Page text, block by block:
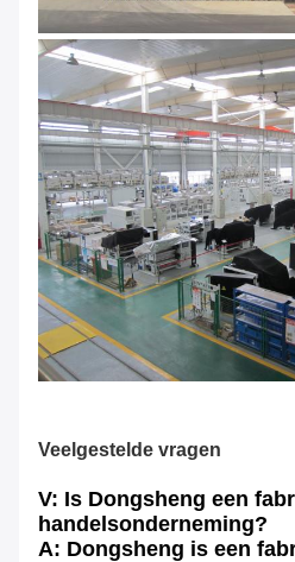
Veelgestelde vragen
V: Is Dongsheng een
handelsonderneming?
A: Dongsheng is een